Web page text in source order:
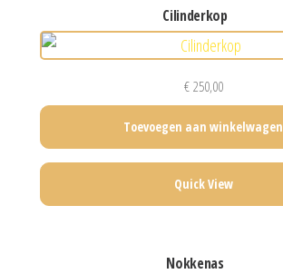
cilinderkop
€250,00
Toevoegen aan winkelwagen
Quick View
nokkenas